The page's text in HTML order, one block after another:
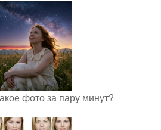
фото за пару минут?